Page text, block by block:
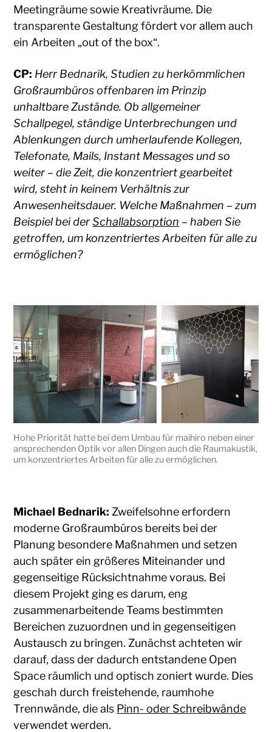
Meetingräume sowie Kreativräume. Die
transparente Gestaltung fördert vor allem auch
ein Arbeiten „out of the box“.
CP: Herr Bednarik, Studien zu herkömmlichen
Großraumbüros offenbaren im Prinzip
unhaltbare Zustände. Ob allgemeiner
Schallpegel, ständige Unterbrechungen und
Ablenkungen durch umherlaufende Kollegen,
Telefonate, Mails, Instant Messages und so
weiter – die Zeit, die konzentriert gearbeitet
wird, steht in keinem Verhältnis zur
Anwesenheitsdauer. Welche Maßnahmen – zum
Beispiel bei derSchallabsorption – haben Sie
getroffen, um konzentriertes Arbeiten für alle zu
ermöglichen?
Hohe Priorität hatte bei dem Umbau für maihiro neben einer
ansprechenden Optik vor allen Dingen auch die Raumakustik,
um konzentriertes Arbeiten für alle zu ermöglichen.
Michael Bednarik: Zweifelsohne erfordern
moderne Großraumbüros bereits bei der
Planung besondere Maßnahmen und setzen
auch später ein größeres Miteinander und
gegenseitige Rücksichtnahme voraus. Bei
diesem Projekt ging es darum, eng
zusammenarbeitende Teams bestimmten
Bereichen zuzuordnen und in gegenseitigen
Austausch zu bringen. Zunächst achteten wir
darauf, dass der dadurch entstandene Open
Space räumlich und optisch zoniert wurde. Dies
geschah durch freistehende, raumhohe
Trennwände, die als Pinn- oder Schreibwände
verwendet werden.